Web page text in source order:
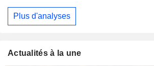
Plus d'analyses
Actualités à la une